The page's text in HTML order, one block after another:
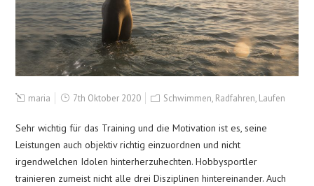
maria 7th Oktober 2020 Schwimmen, Radfahren, Laufen
Sehr wichtig für das Training und die Motivation ist es, seine
Leistungen auch objektiv richtig einzuordnen und nicht
irgendwelchen Idolen hinterherzuhechten. Hobbysportler
trainieren zumeist nicht alle drei Disziplinen hintereinander. Auch